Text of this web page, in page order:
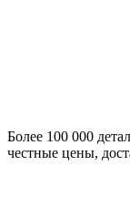
Более 100 000
честные цены,